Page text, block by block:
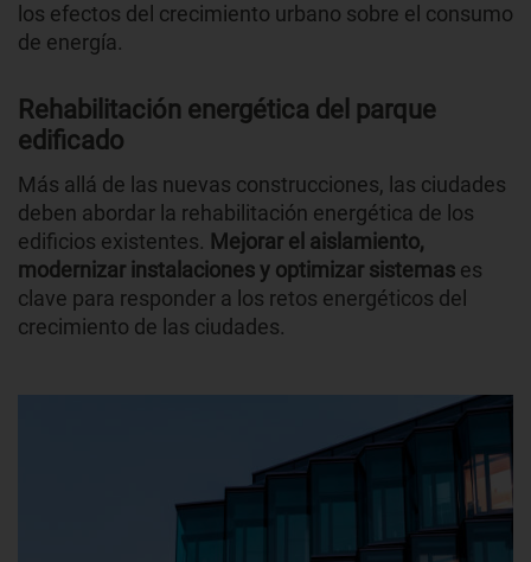
los efectos del crecimiento urbano sobre el consumo
de energía.
Rehabilitación energética del parque
edificado
Más allá de las nuevas construcciones, las ciudades
deben abordar la rehabilitación energética de los
edificios existentes. Mejorar el aislamiento,
modernizar instalaciones y optimizar sistemas es
clave para responder a los retos energéticos del
crecimiento de las ciudades.